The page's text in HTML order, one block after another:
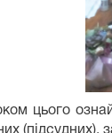
цього
(підсудних),